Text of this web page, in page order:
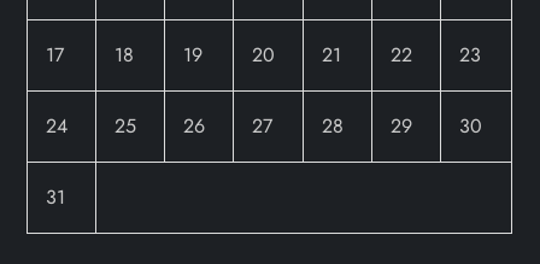
17 18 19 20 21 22 23
24 25 26 27 28 29 30
31